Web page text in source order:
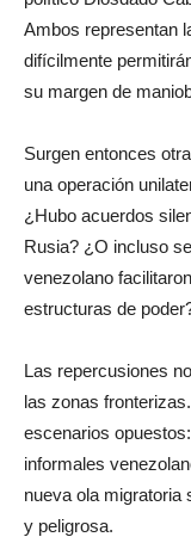
Ambos representan
difícilmente
su margen de
Surgen entonces
una operación
¿Hubo acuerdos
Rusia? ¿O incluso
venezolano
estructuras de
Las repercusiones
las zonas
escenarios
informales
nueva ola migratoria
y peligrosa.